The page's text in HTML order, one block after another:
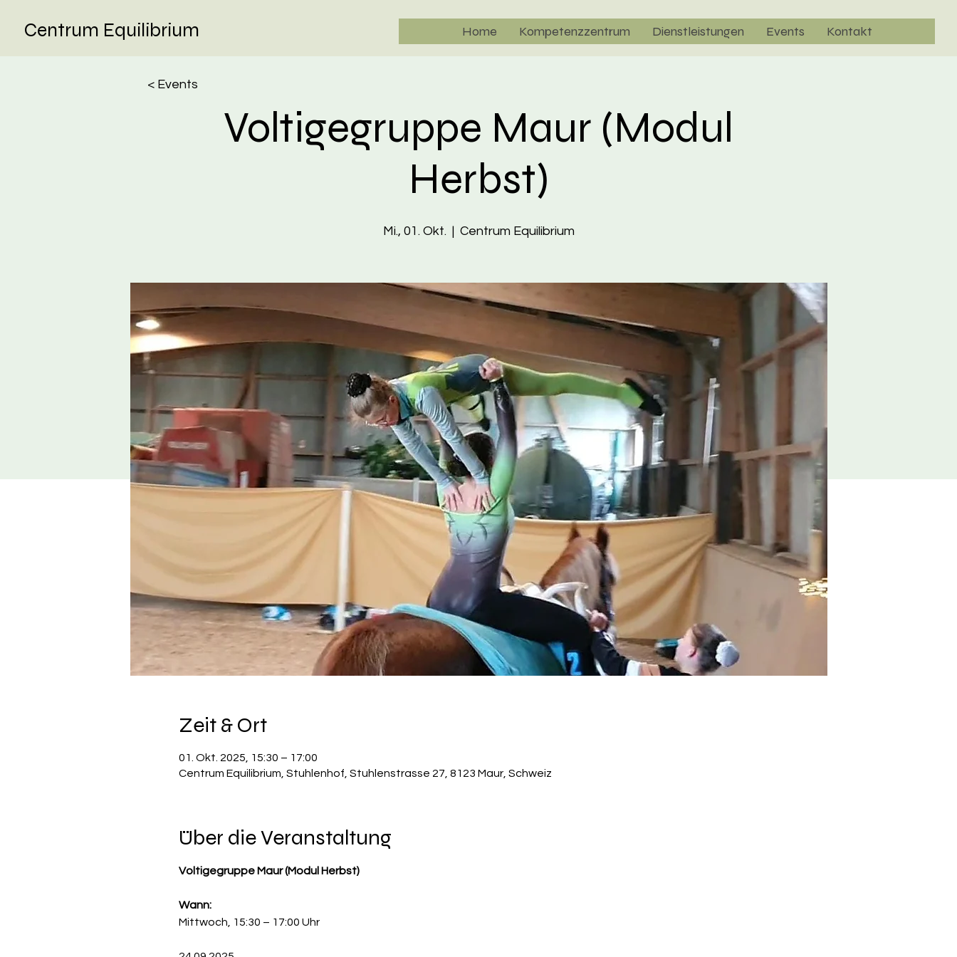
Centrum Equilibrium Home Kompetenzzentrum Dienstleistungen Events Kontakt
Voltigegruppe Maur (Modul
Herbst)
Mi., 01. Okt.
  |
Centrum Equilibrium
Zeit & Ort
01. Okt. 2025, 15:30 – 17:00
Centrum Equilibrium, Stuhlenhof, Stuhlenstrasse 27, 8123 Maur, Schweiz
Über die Veranstaltung
Voltigegruppe Maur (Modul Herbst)
Wann:
Mittwoch, 15:30 – 17:00 Uhr
< Events